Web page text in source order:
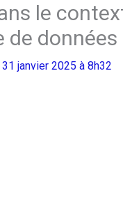
le
de
janvier 2025 à 8h32